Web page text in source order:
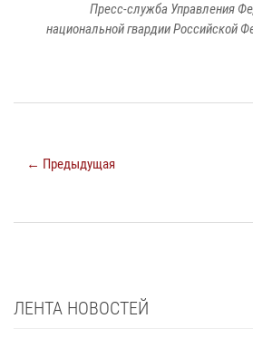
Пресс-служба Управления
национальной гвардии Российской
← Предыдущая
ЛЕНТА НОВОСТЕЙ